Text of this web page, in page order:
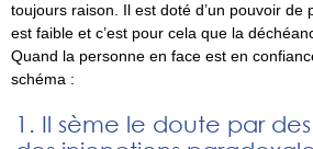
toujours raison. Il est doté d’un pouvoir de
est faible et c’est pour cela que la
Quand la personne en face est en
schéma :
Il sème le doute par